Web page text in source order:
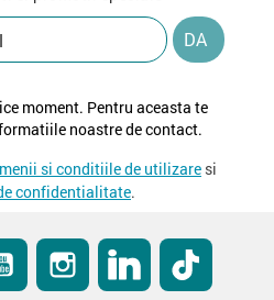
moment. Pentru aceasta te
noastre de contact.
si conditiile de utilizare si
confidentialitate.
YouTube InstagramLinkedIn